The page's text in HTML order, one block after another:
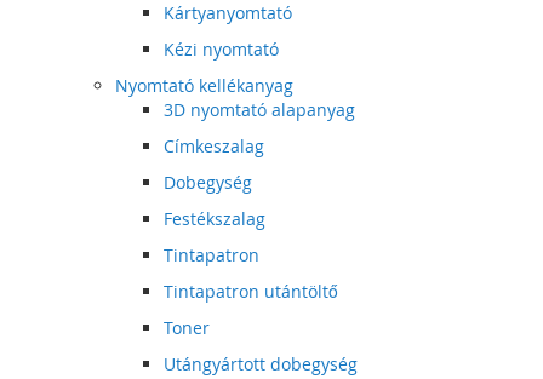
Kártyanyomtató
Kézi nyomtató
Nyomtató kellékanyag
3D nyomtató alapanyag
Címkeszalag
Dobegység
Festékszalag
Tintapatron
Tintapatron utántöltő
Toner
Utángyártott dobegység